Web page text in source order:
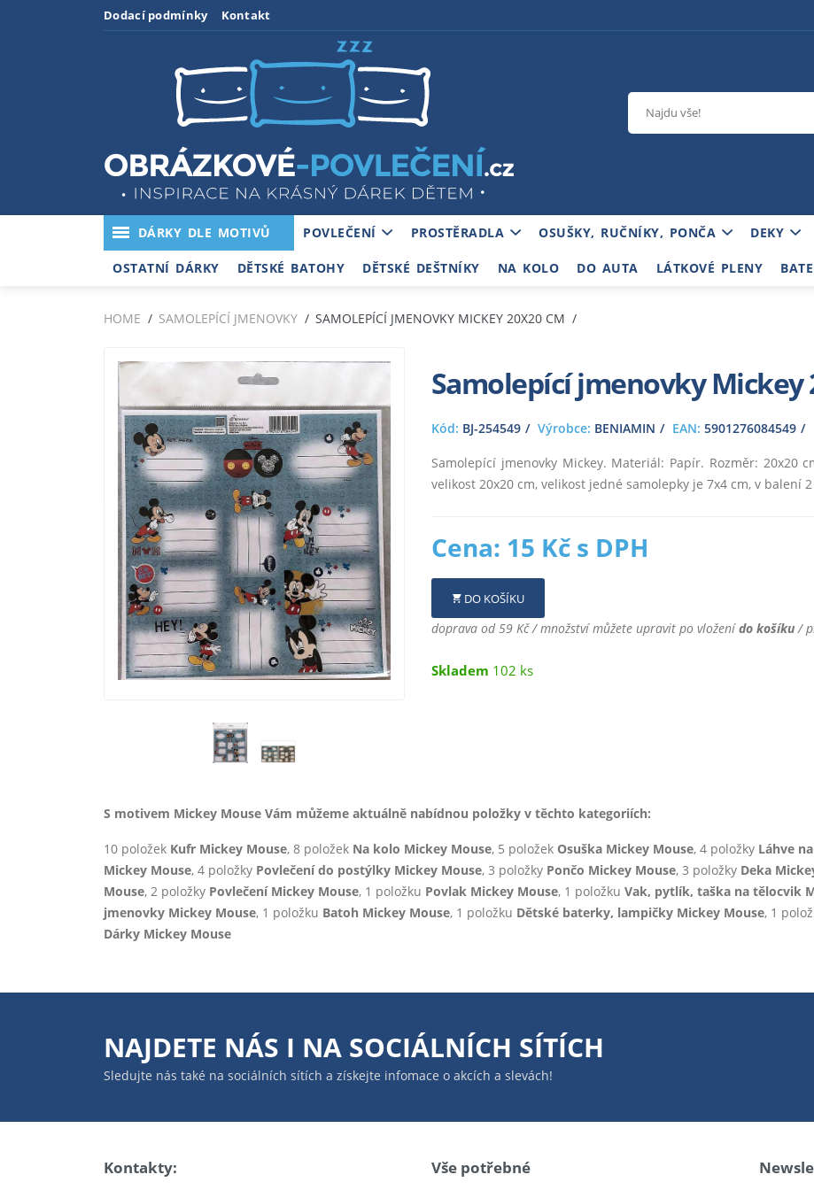
Dodací podmínky Kontakt
DÁRKY DLE MOTIVŮ POVLEČENÍ PROSTĚRADLA OSUŠKY, RUČNÍKY, PONČA DEKY
OSTATNÍ DÁRKY DĚTSKÉ BATOHY DĚTSKÉ DEŠTNÍKY NA KOLO DO AUTA LÁTKOVÉ PLENY
HOME SAMOLEPÍCÍ JMENOVKY SAMOLEPÍCÍ JMENOVKY MICKEY 20X20 CM
Samolepící jmenovky Mickey
Kód: BJ-254549 Výrobce: BENIAMIN EAN: 5901276084549
Samolepící jmenovky Mickey. Materiál: Papír. Rozměr: 20x20
velikost 20x20 cm, velikost jedné samolepky je 7x4 cm, v balení
Cena: 15 Kč s DPH
DO KOŠÍKU
doprava od 59 Kč / množství můžete upravit po vloženído košíku/
Skladem 102 ks
S motivem Mickey Mouse Vám můžeme aktuálně nabídnou položky v těchto kategoriích:
10 položek Kufr Mickey Mouse, 8 položek Na kolo Mickey Mouse, 5 položek Osuška Mickey Mouse, 4 položky Láhve
Mickey Mouse, 4 položky Povlečení do postýlky Mickey Mouse, 3 položky Pončo Mickey Mouse, 3 položky Deka
Mouse, 2 položky Povlečení Mickey Mouse, 1 položku Povlak Mickey Mouse, 1 položku Vak, pytlík, taška na tělocvik
jmenovky Mickey Mouse, 1 položku Batoh Mickey Mouse, 1 položku Dětské baterky, lampičky Mickey Mouse, 1
Dárky Mickey Mouse
NAJDETE NÁS I NA SOCIÁLNÍCH SÍTÍCH
Sledujte nás také na sociálních sítích a získejte infomace o akcích a slevách!
Kontakty: Vše potřebné